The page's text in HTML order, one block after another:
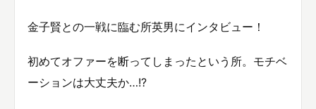
金子賢との一戦に臨む所英男にインタビュー！
初めてオファーを断ってしまったという所。モチベ
ーションは大丈夫か…!?